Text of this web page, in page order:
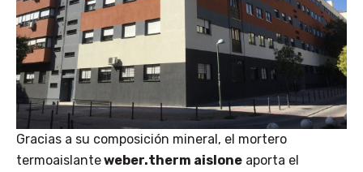
Gracias a su composición mineral, el mortero
termoaislanteweber.therm aislone aporta el